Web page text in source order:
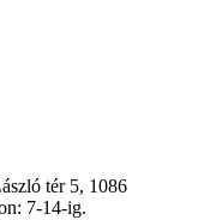
tér 5, 1086
7-14-ig.